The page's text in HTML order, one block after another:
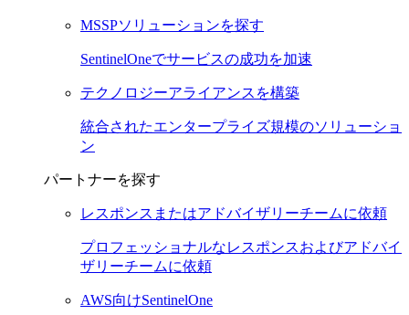
MSSPソリューションを探す
SentinelOneでサービスの成功を加速
テクノロジーアライアンスを構築
統合されたエンタープライズ規模のソリューショ
ン
パートナーを探す
レスポンスまたはアドバイザリーチームに依頼
プロフェッショナルなレスポンスおよびアドバイ
ザリーチームに依頼
AWS向けSentinelOne